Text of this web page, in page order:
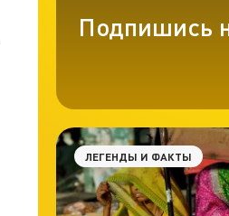
Подпишись
ЛЕГЕНДЫ И ФАКТЫ